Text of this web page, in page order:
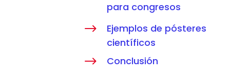
para congresos
$
Ejemplos de pósteres
científicos
$ Conclusión